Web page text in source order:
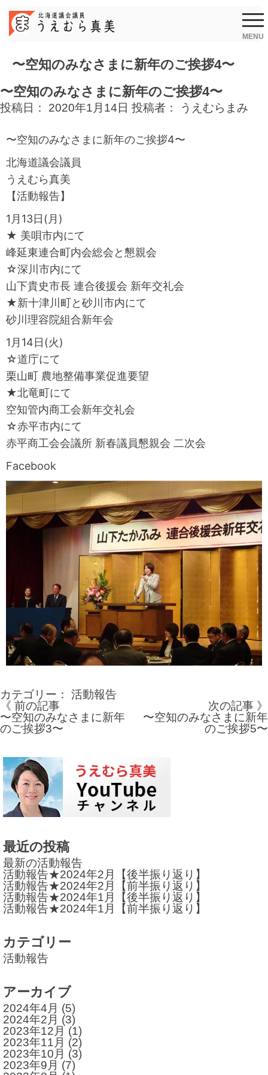
content
MENU
〜空知のみなさまに新年のご挨拶4〜
〜空知のみなさまに新年のご挨拶4〜
投稿日： 2020年1月14日 投稿者： うえむらまみ
〜空知のみなさまに新年のご挨拶4〜
北海道議会議員
うえむら真美
【活動報告】
1月13日(月)
★ 美唄市内にて
峰延東連合町内会総会と懇親会
☆深川市内にて
山下貴史市長 連合後援会 新年交礼会
★新十津川町と砂川市内にて
砂川理容院組合新年会
1月14日(火)
☆道庁にて
栗山町 農地整備事業促進要望
★北竜町にて
空知管内商工会新年交礼会
☆赤平市内にて
赤平商工会会議所 新春議員懇親会 二次会
Facebook
カテゴリー： 活動報告
投
稿
ビ
ゲ
ー
ョ
ン
《 前の記事
〜空知のみなさまに新年
のご挨拶3〜
次の記事 》
〜空知のみなさまに新年
のご挨拶5〜
最近の投稿
最新の活動報告
活動報告★2024年2月【後半振り返り】
活動報告★2024年2月【前半振り返り】
活動報告★2024年1月【後半振り返り】
活動報告★2024年1月【前半振り返り】
カテゴリー
活動報告
アーカイブ
2024年4月 (5)
2024年2月 (3)
2023年12月 (1)
2023年11月 (2)
2023年10月 (3)
2023年9月 (7)